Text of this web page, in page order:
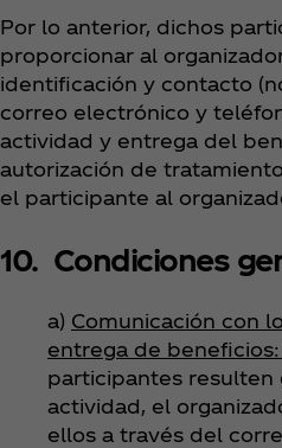
Por lo anterior, dichos
proporcionar al
identificación y contacto
correo electrónico y
actividad y entrega del
autorización de
el participante al
10. Condiciones
a) Comunicación con
entrega de beneficios:
participantes resulten
actividad, el
ellos a través del